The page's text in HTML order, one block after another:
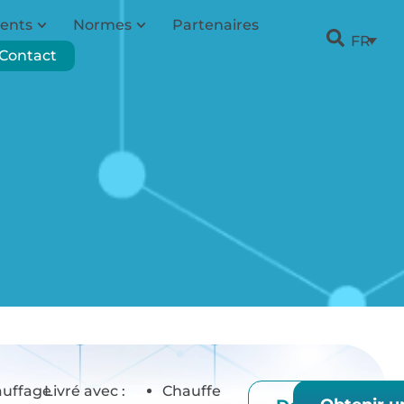
Normes
Partenaires
FR
Livré avec :
Chauffe